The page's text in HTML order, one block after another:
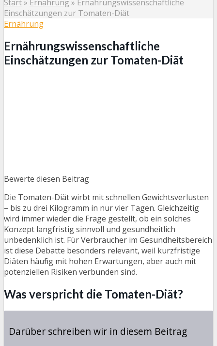
Start» Ernährung » Ernährungswissenschaftliche
Einschätzungen zur Tomaten-Diät
Ernährung
Ernährungswissenschaftliche
Einschätzungen zur Tomaten-Diät
Bewerte diesen Beitrag
Die Tomaten-Diät wirbt mit schnellen Gewichtsverlusten
– bis zu drei Kilogramm in nur vier Tagen. Gleichzeitig
wird immer wieder die Frage gestellt, ob ein solches
Konzept langfristig sinnvoll und gesundheitlich
unbedenklich ist. Für Verbraucher im Gesundheitsbereich
ist diese Debatte besonders relevant, weil kurzfristige
Diäten häufig mit hohen Erwartungen, aber auch mit
potenziellen Risiken verbunden sind.
Was verspricht die Tomaten-Diät?
Darüber schreiben wir in diesem Beitrag